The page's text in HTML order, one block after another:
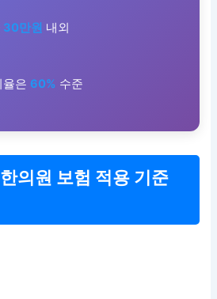
30만원 내외
율은 60% 수준
의원 보험 적용 기준